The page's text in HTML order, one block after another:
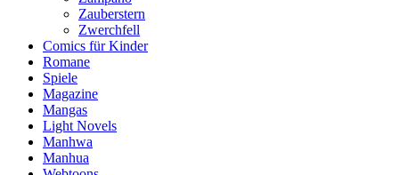
Zauberstern
Zwerchfell
Comics für Kinder
Romane
Spiele
Magazine
Mangas
Light Novels
Manhwa
Manhua